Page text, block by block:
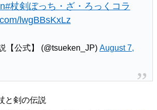
#杖剣ぼっち・ざ・ろっくコラ
lwgBBsKxLz
【公式】 (@tsueken_JP) August 7,
と剣の伝説